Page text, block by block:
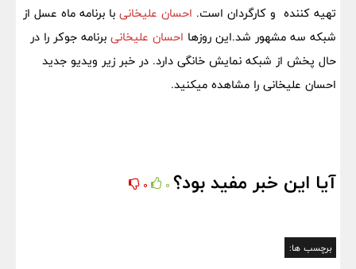
تهیه کننده و کارگردان است. احسان علیخانی با برنامه ماه عسل از
شبکه سه مشهور شد.این روزها احسان علیخانی برنامه جوکر را در
حال پخش از شبکه نمایش خانگی دارد. در خبر زیر ویدیو جدید
احسان علیخانی را مشاهده میکنید.
آیا این خبر مفید بود؟ 0
0
برچسب ها: